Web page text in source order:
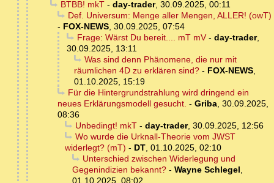
BTBB! mkT- day-trader, 30.09.2025, 00:11
Def. Universum: Menge aller Mengen, ALLER! (owT)
- FOX-NEWS, 30.09.2025, 07:54
Frage: Wärst Du bereit.... mT mV- day-trader,
30.09.2025, 13:11
Was sind denn Phänomene, die nur mit
räumlichen 4D zu erklären sind? - FOX-NEWS,
01.10.2025, 15:19
Für die Hintergrundstrahlung wird dringend ein
neues Erklärungsmodell gesucht. - Griba, 30.09.2025,
08:36
Unbedingt! mkT- day-trader, 30.09.2025, 12:56
Wo wurde die Urknall-Theorie vom JWST
widerlegt? (mT) - DT, 01.10.2025, 02:10
Unterschied zwischen Widerlegung und
Gegenindizien bekannt? - Wayne Schlegel,
01.10.2025, 08:02